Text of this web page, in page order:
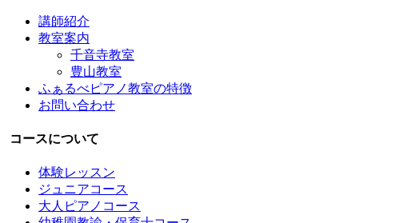
講師紹介
教室案内
千音寺教室
豊山教室
ふぁるべピアノ教室の特徴
お問い合わせ
コースについて
体験レッスン
ジュニアコース
大人ピアノコース